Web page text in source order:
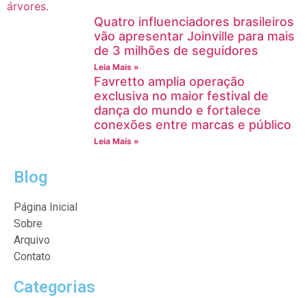
Quatro influenciadores brasileiros
vão apresentar Joinville para mais
de 3 milhões de seguidores
Leia Mais »
Favretto amplia operação
exclusiva no maior festival de
dança do mundo e fortalece
conexões entre marcas e público
Leia Mais »
Blog
Página Inicial
Sobre
Arquivo
Contato
Categorias